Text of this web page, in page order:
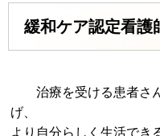
緩和ケア認定看護
治療を受ける患者さ
げ、
より自分らしく生活でき